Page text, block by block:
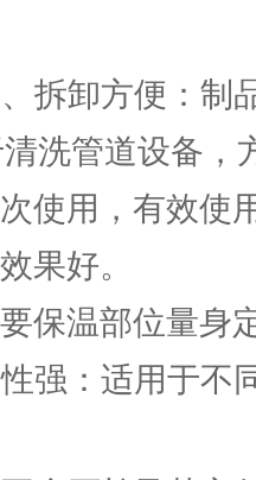
卸方便：制
洗管道设备，
用，有效使
好。
温部位量身
：适用于不